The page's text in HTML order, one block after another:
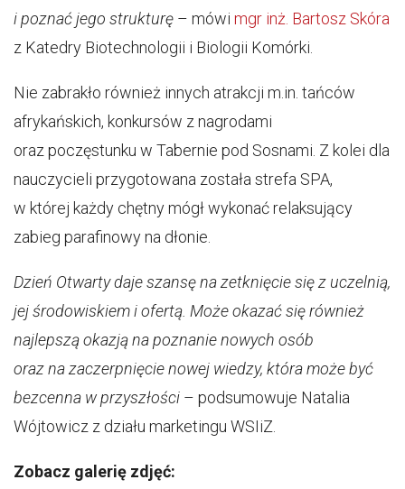
i poznać jego strukturę – mówi mgr inż. Bartosz Skóra
z Katedry Biotechnologii i Biologii Komórki.
Nie zabrakło również innych atrakcji m.in. tańców
afrykańskich, konkursów z nagrodami
oraz poczęstunku w Tabernie pod Sosnami. Z kolei dla
nauczycieli przygotowana została strefa SPA,
w której każdy chętny mógł wykonać relaksujący
zabieg parafinowy na dłonie.
Dzień Otwarty daje szansę na zetknięcie się z uczelnią,
jej środowiskiem i ofertą. Może okazać się również
najlepszą okazją na poznanie nowych osób
oraz na zaczerpnięcie nowej wiedzy, która może być
bezcenna w przyszłości – podsumowuje Natalia
Wójtowicz z działu marketingu WSIiZ.
Zobacz galerię zdjęć: